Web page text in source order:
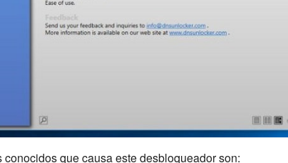
que causa este desbloqueador son: